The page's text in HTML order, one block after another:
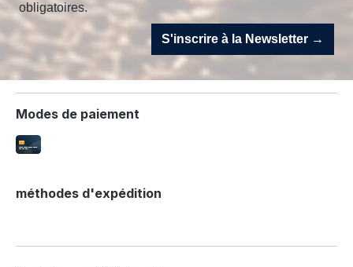
obligatoires.
S'inscrire à la Newsletter →
Modes de paiement
méthodes d'expédition